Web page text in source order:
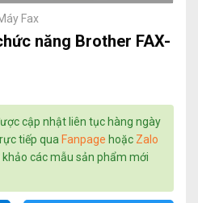
Fax
năng Brother FAX-
cập nhật liên tục hàng ngày
tiếp qua Fanpage hoặc Zalo
các mẫu sản phẩm mới